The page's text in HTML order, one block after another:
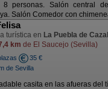
8 personas. Salón central
Salón Comedor con
turística en La Puebla de
km de El Saucejo (Sevilla)
35 €
de Sevilla
casita en las afueras del